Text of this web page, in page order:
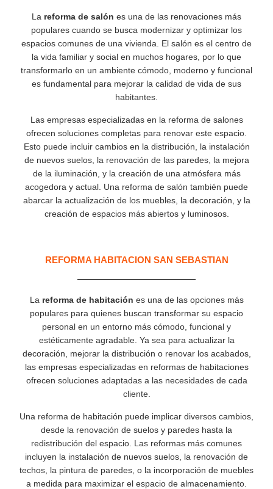
La reforma de salón es una de las renovaciones más
populares cuando se busca modernizar y optimizar los
espacios comunes de una vivienda. El salón es el centro de
la vida familiar y social en muchos hogares, por lo que
transformarlo en un ambiente cómodo, moderno y funcional
es fundamental para mejorar la calidad de vida de sus
habitantes.
Las empresas especializadas en la reforma de salones
ofrecen soluciones completas para renovar este espacio.
Esto puede incluir cambios en la distribución, la instalación
de nuevos suelos, la renovación de las paredes, la mejora
de la iluminación, y la creación de una atmósfera más
acogedora y actual. Una reforma de salón también puede
abarcar la actualización de los muebles, la decoración, y la
creación de espacios más abiertos y luminosos.
REFORMA HABITACION SAN SEBASTIAN
La reforma de habitación es una de las opciones más
populares para quienes buscan transformar su espacio
personal en un entorno más cómodo, funcional y
estéticamente agradable. Ya sea para actualizar la
decoración, mejorar la distribución o renovar los acabados,
las empresas especializadas en reformas de habitaciones
ofrecen soluciones adaptadas a las necesidades de cada
cliente.
Una reforma de habitación puede implicar diversos cambios,
desde la renovación de suelos y paredes hasta la
redistribución del espacio. Las reformas más comunes
incluyen la instalación de nuevos suelos, la renovación de
techos, la pintura de paredes, o la incorporación de muebles
a medida para maximizar el espacio de almacenamiento.